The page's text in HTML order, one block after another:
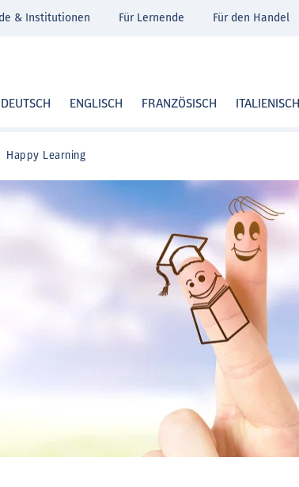
DEUTSCH ENGLISCH FRANZÖSISCH ITALIENISCH
& Institutionen Für Lernende Für den Handel
Happy Learning